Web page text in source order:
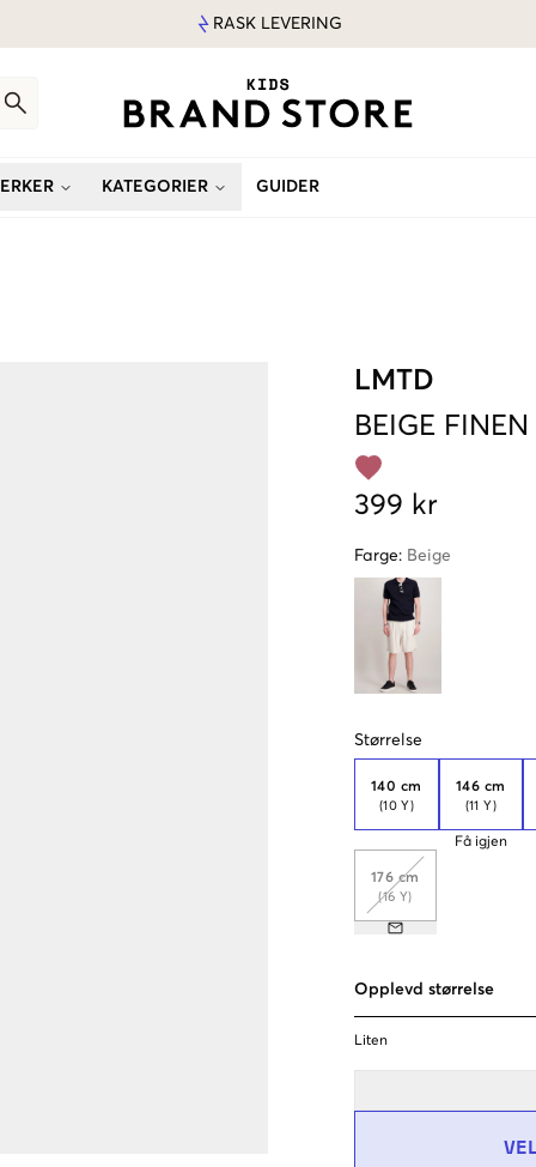
RASK LEVERING
KATEGORIER GUIDER
LMTD
BEIGE FINEN
399 kr
Farge: Beige
Størrelse
140 cm
(10 Y)
146 cm
(11 Y)
Få igjen
176 cm
(16 Y)
Opplevd størrelse
Liten